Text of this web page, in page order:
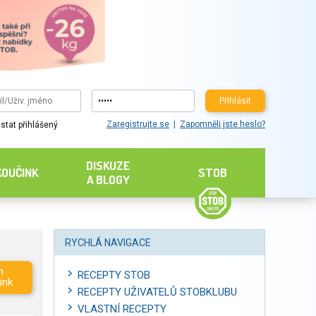
Přihlásit
přihlášený Zaregistrujte se Zapomněli jste heslo?
DISKUZE
A BLOGY
STOB
RYCHLÁ NAVIGACE
RECEPTY STOB
RECEPTY UŽIVATELŮ STOBKLUBU
VLASTNÍ RECEPTY